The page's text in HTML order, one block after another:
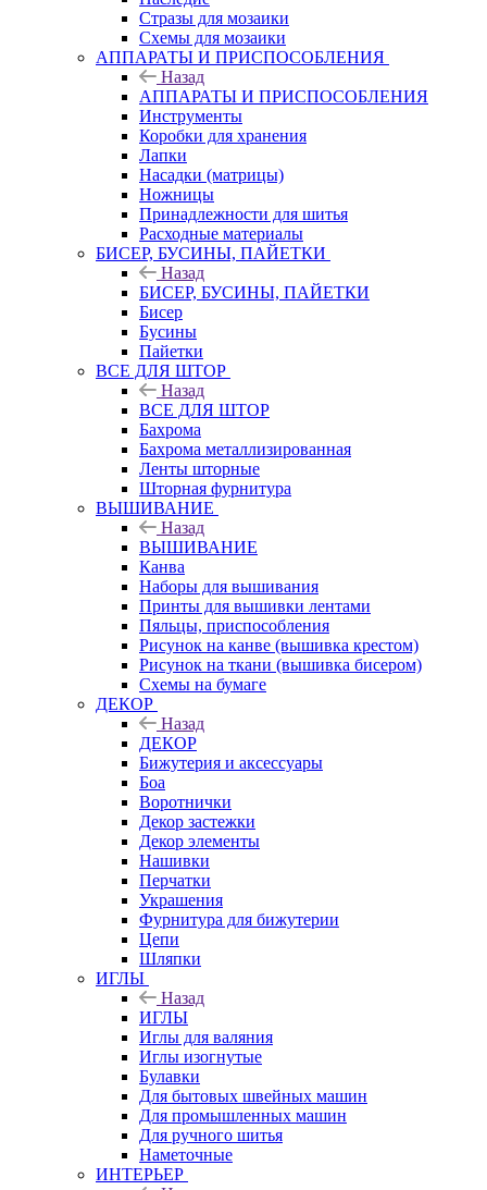
Стразы для мозаики
Схемы для мозаики
АППАРАТЫ И ПРИСПОСОБЛЕНИЯ
Назад
АППАРАТЫ И ПРИСПОСОБЛЕНИЯ
Инструменты
Коробки для хранения
Лапки
Насадки (матрицы)
Ножницы
Принадлежности для шитья
Расходные материалы
БИСЕР, БУСИНЫ, ПАЙЕТКИ
Назад
БИСЕР, БУСИНЫ, ПАЙЕТКИ
Бисер
Бусины
Пайетки
ВСЕ ДЛЯ ШТОР
Назад
ВСЕ ДЛЯ ШТОР
Бахрома
Бахрома металлизированная
Ленты шторные
Шторная фурнитура
ВЫШИВАНИЕ
Назад
ВЫШИВАНИЕ
Канва
Наборы для вышивания
Принты для вышивки лентами
Пяльцы, приспособления
Рисунок на канве (вышивка крестом)
Рисунок на ткани (вышивка бисером)
Схемы на бумаге
ДЕКОР
Назад
ДЕКОР
Бижутерия и аксессуары
Боа
Воротнички
Декор застежки
Декор элементы
Нашивки
Перчатки
Украшения
Фурнитура для бижутерии
Цепи
Шляпки
ИГЛЫ
Назад
ИГЛЫ
Иглы для валяния
Иглы изогнутые
Булавки
Для бытовых швейных машин
Для промышленных машин
Для ручного шитья
Наметочные
ИНТЕРЬЕР